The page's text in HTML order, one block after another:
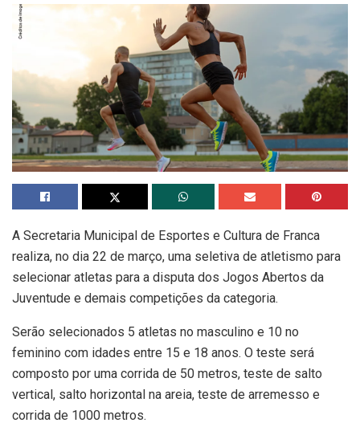
A Secretaria Municipal de Esportes e Cultura de Franca
realiza, no dia 22 de março, uma seletiva de atletismo para
selecionar atletas para a disputa dos Jogos Abertos da
Juventude e demais competições da categoria.
Serão selecionados 5 atletas no masculino e 10 no
feminino com idades entre 15 e 18 anos. O teste será
composto por uma corrida de 50 metros, teste de salto
vertical, salto horizontal na areia, teste de arremesso e
corrida de 1000 metros.